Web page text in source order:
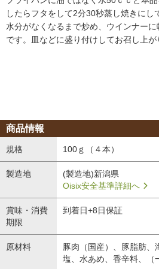
したらフタをして2分30秒蒸し焼きにし
水分がなくなるまで炒め、ウインナー
です。皿などに盛り付けしてお召し上が